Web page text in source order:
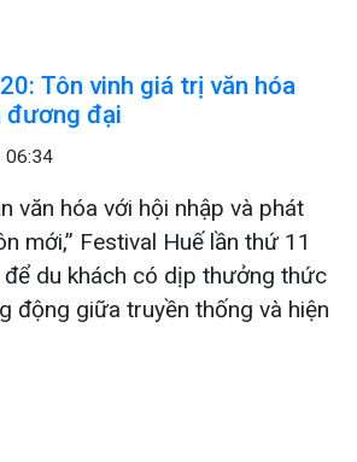
Tôn vinh giá trị văn hóa
đương đại
văn hóa với hội nhập và phát
mới,” Festival Huế lần thứ 11
để du khách có dịp thưởng thức
động giữa truyền thống và hiện